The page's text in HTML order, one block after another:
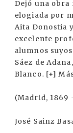
Dejó una obra
elogiada por
Aita Donostia
excelente
alumnos
Sáez de
Blanco. [+]
(Madrid, 1869
José Sainz